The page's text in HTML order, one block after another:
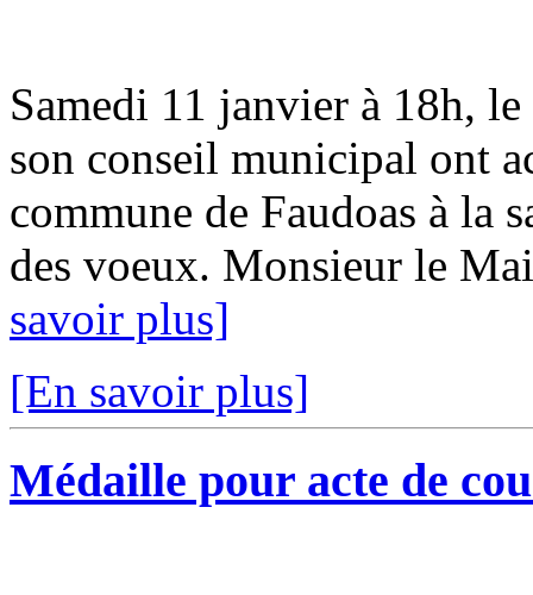
Samedi 11 janvier à 18h,
son conseil municipal ont
commune de Faudoas à la
des voeux. Monsieur le
savoir plus]
[En savoir plus]
Médaille pour acte de